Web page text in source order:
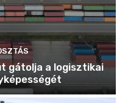
gátolja a logisztikai